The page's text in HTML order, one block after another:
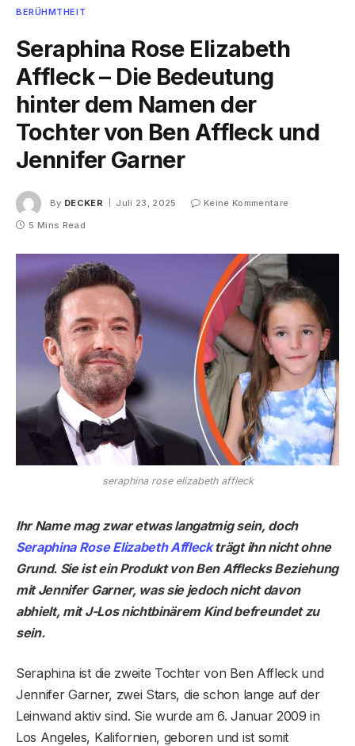
BERÜHMTHEIT
Seraphina Rose Elizabeth
Affleck – Die Bedeutung
hinter dem Namen der
Tochter von Ben Affleck und
Jennifer Garner
By DECKER Juli 23, 2025
Keine Kommentare
5 Mins Read
seraphina rose elizabeth affleck
Ihr Name mag zwar etwas langatmig sein, doch
Seraphina Rose Elizabeth Affleckträgt ihn nicht ohne
Grund. Sie ist ein Produkt von Ben Afflecks Beziehung
mit Jennifer Garner, was sie jedoch nicht davon
abhielt, mit J-Los nichtbinärem Kind befreundet zu
sein.
Seraphina ist die zweite Tochter von Ben Affleck und
Jennifer Garner, zwei Stars, die schon lange auf der
Leinwand aktiv sind. Sie wurde am 6. Januar 2009 in
Los Angeles, Kalifornien, geboren und ist somit